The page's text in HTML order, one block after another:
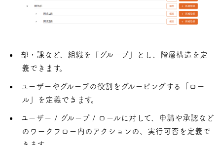
部・課など、組織を「グループ」とし、階層構造を定
義できます。
ユーザーやグループの役割をグルーピングする「ロー
ル」を定義できます。
ユーザー / グループ / ロールに対して、申請や承認など
のワークフロー内のアクションの、実行可否を定義で